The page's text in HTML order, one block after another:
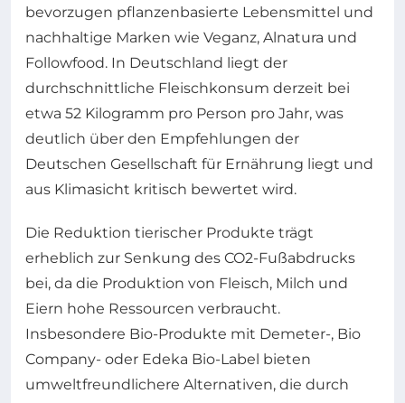
bevorzugen pflanzenbasierte Lebensmittel und
nachhaltige Marken wie Veganz, Alnatura und
Followfood. In Deutschland liegt der
durchschnittliche Fleischkonsum derzeit bei
etwa 52 Kilogramm pro Person pro Jahr, was
deutlich über den Empfehlungen der
Deutschen Gesellschaft für Ernährung liegt und
aus Klimasicht kritisch bewertet wird.
Die Reduktion tierischer Produkte trägt
erheblich zur Senkung des CO2-Fußabdrucks
bei, da die Produktion von Fleisch, Milch und
Eiern hohe Ressourcen verbraucht.
Insbesondere Bio-Produkte mit Demeter-, Bio
Company- oder Edeka Bio-Label bieten
umweltfreundlichere Alternativen, die durch